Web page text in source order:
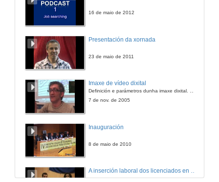
16 de maio de 2012
Presentación da xornada
23 de maio de 2011
Imaxe de vídeo dixital
7 de nov. de 2005
Inauguración
8 de maio de 2010
A inserción laboral dos licenciados en Ciencias do Mar: a carreira investigadora